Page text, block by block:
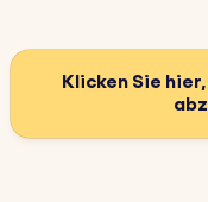
Accessoire
Klicken Sie